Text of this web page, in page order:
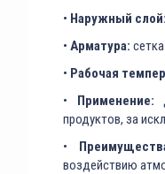
• Наружный слой:
• Арматура:
• Рабочая
• Применение:
продуктов, за
•
воздействию